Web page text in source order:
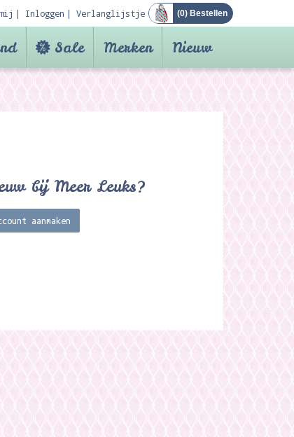
Inloggen Verlanglijstje (0) Bestellen
Sale Merken Nieuw
bij Meer Leuks?
aanmaken